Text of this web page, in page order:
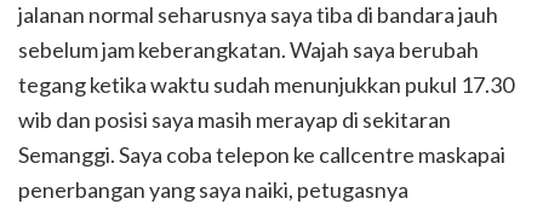
jalanan normal seharusnya saya tiba di bandara jauh
sebelum jam keberangkatan. Wajah saya berubah
tegang ketika waktu sudah menunjukkan pukul 17.30
wib dan posisi saya masih merayap di sekitaran
Semanggi. Saya coba telepon ke callcentre maskapai
penerbangan yang saya naiki, petugasnya